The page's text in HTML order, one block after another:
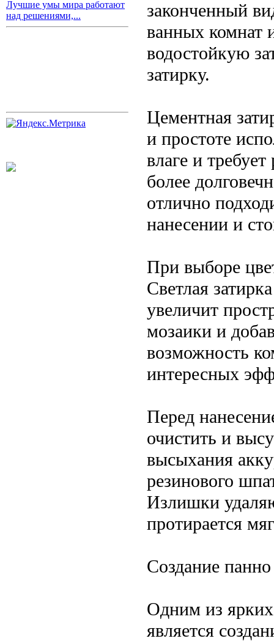
Лучшие умы мира работают
над решениями,...
законченный
ванных комнат
водостойкую
затирку.
Цементная
и простоте
влаге и
более
отлично
нанесении и
При выборе
Светлая
увеличит
мозаики и
возможность
интересных
Перед
очистить и
высыхания
резинового
Излишки
протирается
Создание
Одним из
является